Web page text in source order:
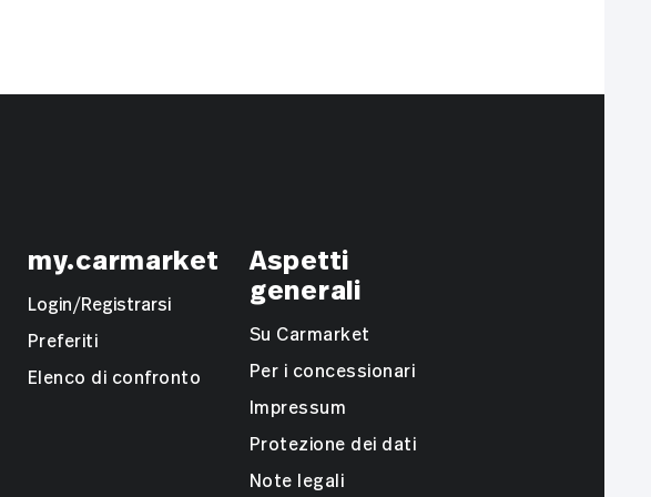
my.carmarket
Login/Registrarsi
Preferiti
Elenco di confronto
Aspetti
generali
Su Carmarket
Per i concessionari
Impressum
Protezione dei dati
Note legali